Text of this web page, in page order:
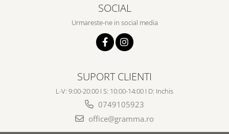
SOCIAL
Urmareste-ne in social media
SUPORT CLIENTI
L-V: 9:00-20:00 I S: 10:00-14:00 I D: Inchis
0749105923
office@gramma.ro